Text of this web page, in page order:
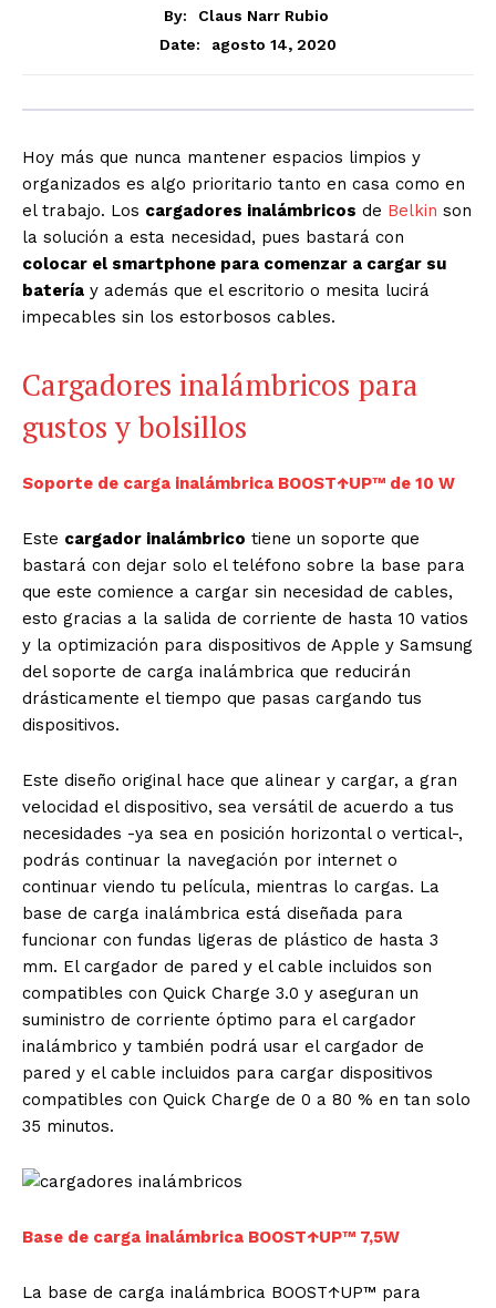
By:
Claus Narr Rubio
Date:
agosto 14, 2020
Hoy más que nunca mantener espacios limpios y
organizados es algo prioritario tanto en casa como en
el trabajo. Los cargadores inalámbricos de Belkin son
la solución a esta necesidad, pues bastará con
colocar el smartphone para comenzar a cargar su
batería y además que el escritorio o mesita lucirá
impecables sin los estorbosos cables.
Cargadores inalámbricos para
gustos y bolsillos
Soporte de carga inalámbrica BOOST↑UP™ de 10 W
Este cargador inalámbrico tiene un soporte que
bastará con dejar solo el teléfono sobre la base para
que este comience a cargar sin necesidad de cables,
esto gracias a la salida de corriente de hasta 10 vatios
y la optimización para dispositivos de Apple y Samsung
del soporte de carga inalámbrica que reducirán
drásticamente el tiempo que pasas cargando tus
dispositivos.
Este diseño original hace que alinear y cargar, a gran
velocidad el dispositivo, sea versátil de acuerdo a tus
necesidades -ya sea en posición horizontal o vertical-,
podrás continuar la navegación por internet o
continuar viendo tu película, mientras lo cargas. La
base de carga inalámbrica está diseñada para
funcionar con fundas ligeras de plástico de hasta 3
mm. El cargador de pared y el cable incluidos son
compatibles con Quick Charge 3.0 y aseguran un
suministro de corriente óptimo para el cargador
inalámbrico y también podrá usar el cargador de
pared y el cable incluidos para cargar dispositivos
compatibles con Quick Charge de 0 a 80 % en tan solo
35 minutos.
Base de carga inalámbrica BOOST↑UP™ 7,5W
La base de carga inalámbrica BOOST↑UP™ para